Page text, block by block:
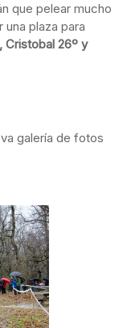
que pelear mucho
plaza para
Cristobal 26º y
galería de fotos